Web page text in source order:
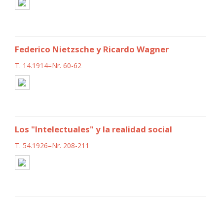
Federico Nietzsche y Ricardo Wagner
T. 14.1914=Nr. 60-62
Los "Intelectuales" y la realidad social
T. 54.1926=Nr. 208-211